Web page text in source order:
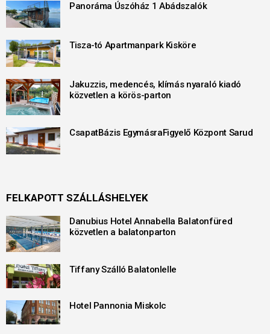
Panoráma Úszóház 1 Abádszalók
Tisza-tó Apartmanpark Kisköre
Jakuzzis, medencés, klímás nyaraló kiadó
közvetlen a körös-parton
CsapatBázis EgymásraFigyelő Központ Sarud
FELKAPOTT SZÁLLÁSHELYEK
Danubius Hotel Annabella Balatonfüred
közvetlen a balatonparton
Tiffany Szálló Balatonlelle
Hotel Pannonia Miskolc